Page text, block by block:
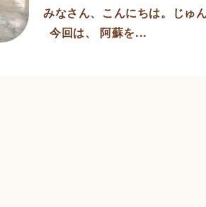
みなさん、こんにちは。じゅ
今回は、 阿蘇を...